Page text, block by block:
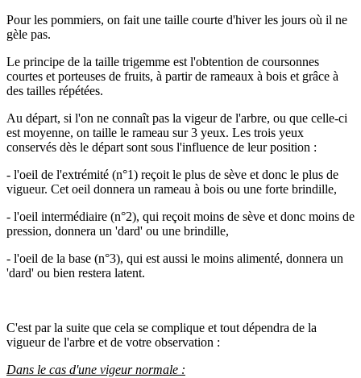
Pour les pommiers, on fait une taille courte d'hiver les jours où il ne
gèle pas.
Le principe de la taille trigemme est l'obtention de coursonnes
courtes et porteuses de fruits, à partir de rameaux à bois et grâce à
des tailles répétées.
Au départ, si l'on ne connaît pas la vigeur de l'arbre, ou que celle-ci
est moyenne, on taille le rameau sur 3 yeux. Les trois yeux
conservés dès le départ sont sous l'influence de leur position :
- l'oeil de l'extrémité (n°1) reçoit le plus de sève et donc le plus de
vigueur. Cet oeil donnera un rameau à bois ou une forte brindille,
- l'oeil intermédiaire (n°2), qui reçoit moins de sève et donc moins de
pression, donnera un 'dard' ou une brindille,
- l'oeil de la base (n°3), qui est aussi le moins alimenté, donnera un
'dard' ou bien restera latent.
C'est par la suite que cela se complique et tout dépendra de la
vigueur de l'arbre et de votre observation :
Dans le cas d'une vigeur normale :